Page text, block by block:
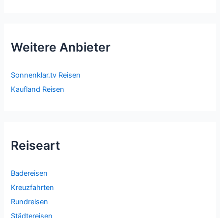
Weitere Anbieter
Sonnenklar.tv Reisen
Kaufland Reisen
Reiseart
Badereisen
Kreuzfahrten
Rundreisen
Städtereisen